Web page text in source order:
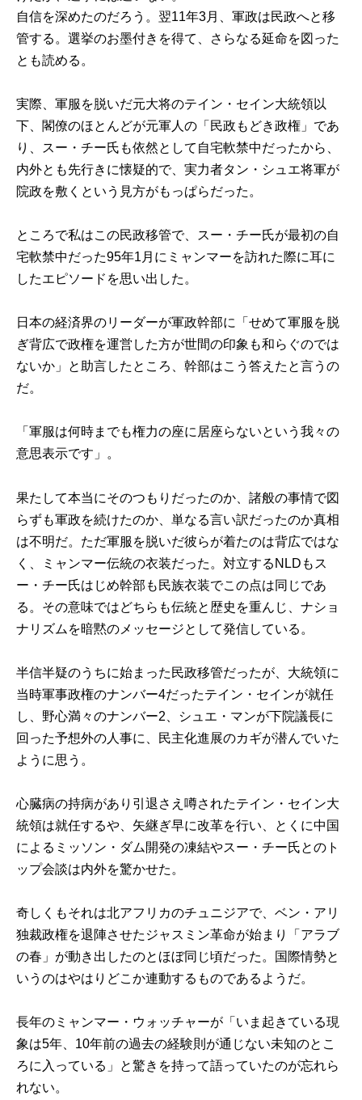
自信を深めたのだろう。翌11年3月、軍政は民政へと移
管する。選挙のお墨付きを得て、さらなる延命を図った
とも読める。
実際、軍服を脱いだ元大将のテイン・セイン大統領以
下、閣僚のほとんどが元軍人の「民政もどき政権」であ
り、スー・チー氏も依然として自宅軟禁中だったから、
内外とも先行きに懐疑的で、実力者タン・シュエ将軍が
院政を敷くという見方がもっぱらだった。
ところで私はこの民政移管で、スー・チー氏が最初の自
宅軟禁中だった95年1月にミャンマーを訪れた際に耳に
したエピソードを思い出した。
日本の経済界のリーダーが軍政幹部に「せめて軍服を脱
ぎ背広で政権を運営した方が世間の印象も和らぐのでは
ないか」と助言したところ、幹部はこう答えたと言うの
だ。
「軍服は何時までも権力の座に居座らないという我々の
意思表示です」。
果たして本当にそのつもりだったのか、諸般の事情で図
らずも軍政を続けたのか、単なる言い訳だったのか真相
は不明だ。ただ軍服を脱いだ彼らが着たのは背広ではな
く、ミャンマー伝統の衣装だった。対立するNLDもス
ー・チー氏はじめ幹部も民族衣装でこの点は同じであ
る。その意味ではどちらも伝統と歴史を重んじ、ナショ
ナリズムを暗黙のメッセージとして発信している。
半信半疑のうちに始まった民政移管だったが、大統領に
当時軍事政権のナンバー4だったテイン・セインが就任
し、野心満々のナンバー2、シュエ・マンが下院議長に
回った予想外の人事に、民主化進展のカギが潜んでいた
ように思う。
心臓病の持病があり引退さえ噂されたテイン・セイン大
統領は就任するや、矢継ぎ早に改革を行い、とくに中国
によるミッソン・ダム開発の凍結やスー・チー氏とのト
ップ会談は内外を驚かせた。
奇しくもそれは北アフリカのチュニジアで、ベン・アリ
独裁政権を退陣させたジャスミン革命が始まり「アラブ
の春」が動き出したのとほぼ同じ頃だった。国際情勢と
いうのはやはりどこか連動するものであるようだ。
長年のミャンマー・ウォッチャーが「いま起きている現
象は5年、10年前の過去の経験則が通じない未知のとこ
ろに入っている」と驚きを持って語っていたのが忘れら
れない。